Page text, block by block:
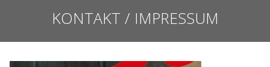
KONTAKT / IMPRESSUM